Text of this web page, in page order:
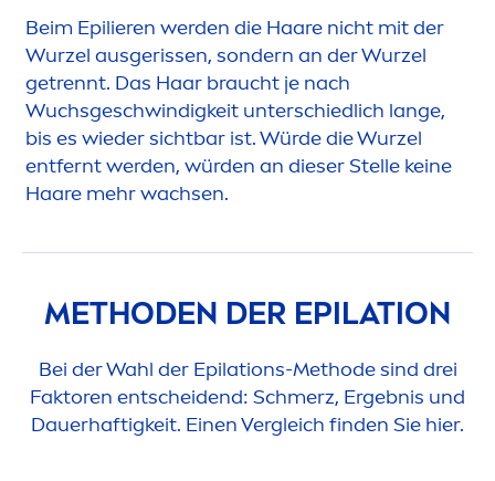
Beim Epilieren werden die Haare nicht mit der
Wurzel ausgerissen, sondern an der Wurzel
getrennt. Das Haar braucht je nach
Wuchsgeschwindigkeit unterschiedlich lange,
bis es wieder sichtbar ist. Würde die Wurzel
entfernt werden, würden an dieser Stelle keine
Haare mehr wachsen.
METHODEN DER EPILATION
Bei der Wahl der Epilations-Methode sind drei
Faktoren entscheidend: Schmerz, Ergebnis und
Dauerhaftigkeit. Einen Vergleich finden Sie hier.